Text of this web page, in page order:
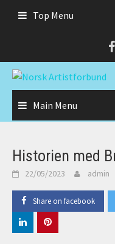
Top Menu
Main Menu
Historien med
22/05/2023 admin
Share on facebook